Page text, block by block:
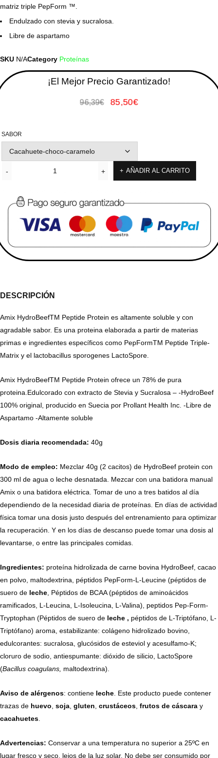
matriz triple PepForm ™.
Endulzado con stevia y sucralosa.
Libre de aspartamo
SKU N/ACategory Proteínas
¡El Mejor Precio Garantizado!
96,39€ 85,50€
SABOR
AÑADIR AL CARRITO
DESCRIPCIÓN
Amix HydroBeefTM Peptide Protein es altamente soluble y con
agradable sabor. Es una proteina elaborada a partir de materias
primas e ingredientes específicos como PepFormTM Peptide Triple-
Matrix y el lactobacillus sporogenes LactoSpore.
Amix HydroBeefTM Peptide Protein ofrece un 78% de pura
proteina.Edulcorado con extracto de Stevia y Sucralosa – -HydroBeef
100% original, producido en Suecia por Prollant Health Inc. -Libre de
Aspartamo -Altamente soluble
Dosis diaria recomendada: 40g
Modo de empleo: Mezclar 40g (2 cacitos) de HydroBeef protein con
300 ml de agua o leche desnatada. Mezcar con una batidora manual
Amix o una batidora eléctrica. Tomar de uno a tres batidos al día
dependiendo de la necesidad diaria de proteínas. En días de actividad
física tomar una dosis justo después del entrenamiento para optimizar
la recuperación. Y en los días de descanso puede tomar una dosis al
levantarse, o entre las principales comidas.
Ingredientes: proteína hidrolizada de carne bovina HydroBeef, cacao
en polvo, maltodextrina, péptidos PepForm-L-Leucine (péptidos de
suero de leche, Péptidos de BCAA (péptidos de aminoácidos
ramificados, L-Leucina, L-Isoleucina, L-Valina), peptidos Pep-Form-
Tryptophan (Péptidos de suero de leche , péptidos de L-Triptófano, L-
Triptófano) aroma, estabilizante: colágeno hidrolizado bovino,
edulcorantes: sucralosa, glucósidos de esteviol y acesulfamo-K;
cloruro de sodio, antiespumante: dióxido de silicio, LactoSpore
(Bacillus coagulans, maltodextrina).
Aviso de alérgenos: contiene leche. Este producto puede contener
trazas de huevo, soja, gluten, crustáceos, frutos de cáscara y
cacahuetes.
Advertencias: Conservar a una temperatura no superior a 25ºC en
lugar fresco y seco, lejos de la luz solar. No debe ser consumido por